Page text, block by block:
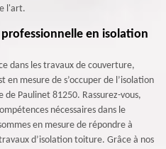
l'art.
en isolation
dans les travaux de couverture,
mesure de s’occuper de l’isolation
Paulinet 81250. Rassurez-vous,
nécessaires dans le
en mesure de répondre à
d’isolation toiture. Grâce à nos